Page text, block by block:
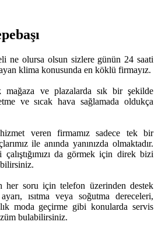
ne olursa olsun sizlere günün 24 saati
klima konusunda en köklü firmayız.
ve plazalarda sık bir şekilde
ve sıcak hava sağlamada oldukça
veren firmamız sadece tek bir
ile anında yanınızda olmaktadır.
da görmek için direk bizi
her soru için telefon üzerinden destek
ısıtma veya soğutma dereceleri,
moda geçirme gibi konularda servis
bulabilirsiniz.